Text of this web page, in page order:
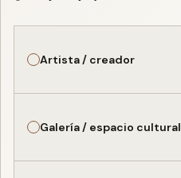
Artista / creador
Galería / espacio cultural